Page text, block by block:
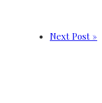
Next Post »